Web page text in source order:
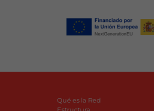
Qué es la Red